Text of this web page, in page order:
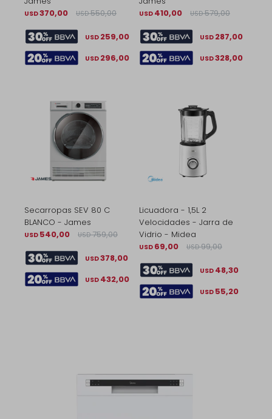
USD370,00 USD 550,00
USD 259,00
USD 296,00
USD 410,00 USD 579,00
USD 287,00
USD328,00
Secarropas SEV 80 C
BLANCO - James
USD 540,00 USD 759,00
USD378,00
USD 432,00
Licuadora - 1,5L 2
Velocidades - Jarra de
Vidrio - Midea
USD 69,00 USD 99,00
USD 48,30
USD 55,20